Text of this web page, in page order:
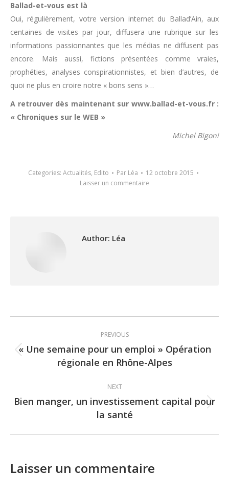
Ballad-et-vous est là
Oui, régulièrement, votre version internet du Ballad’Ain, aux
centaines de visites par jour, diffusera une rubrique sur les
informations passionnantes que les médias ne diffusent pas
encore. Mais aussi, fictions présentées comme vraies,
prophéties, analyses conspirationnistes, et bien d’autres, de
quoi ne plus en croire notre « bons sens »…
A retrouver dès maintenant sur www.ballad-et-vous.fr :
« Chroniques sur le WEB »
Michel Bigoni
Categories: Actualités, Edito Par Léa
12 octobre 2015
Laisser un commentaire
Author: Léa
navigation
PREVIOUS
Previous
post:
« Une semaine pour un emploi » Opération
régionale en Rhône-Alpes
NEXT
Next
post:
Bien manger, un investissement capital pour
la santé
Laisser un commentaire